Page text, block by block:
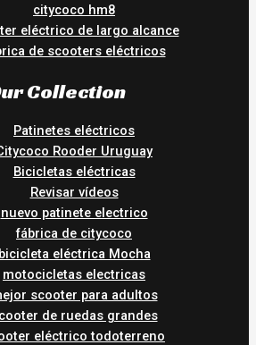
citycoco hm8
eléctrico de largo alcance
de scooters eléctricos
Collection
Patinetes eléctricos
Rooder Uruguay
Bicicletas eléctricas
Revisar vídeos
nuevo patinete electrico
fábrica de citycoco
bicicleta eléctrica Mocha
motocicletas electricas
scooter para adultos
de ruedas grandes
eléctrico todoterreno